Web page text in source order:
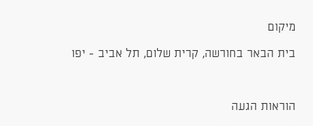
מיקום
בית הבאר בחורשה, קרית שלום, תל אביב - יפו
הוראות הגעה